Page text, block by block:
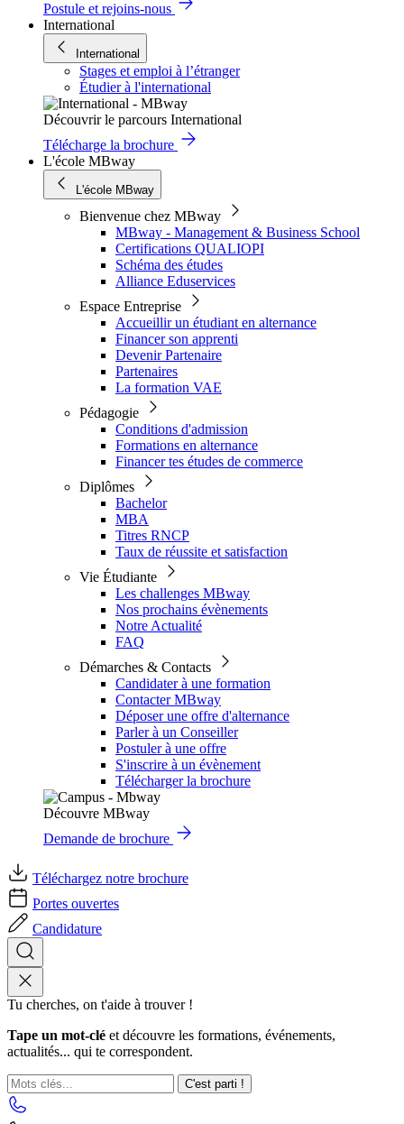
Postule et rejoins-nous
International
International
Stages et emploi à l’étranger
Étudier à l'international
Découvrir le parcours International
Télécharge la brochure
L'école MBway
L'école MBway
Bienvenue chez MBway
MBway - Management & Business School
Certifications QUALIOPI
Schéma des études
Alliance Eduservices
Espace Entreprise
Accueillir un étudiant en alternance
Financer son apprenti
Devenir Partenaire
Partenaires
La formation VAE
Pédagogie
Conditions d'admission
Formations en alternance
Financer tes études de commerce
Diplômes
Bachelor
MBA
Titres RNCP
Taux de réussite et satisfaction
Vie Étudiante
Les challenges MBway
Nos prochains évènements
Notre Actualité
FAQ
Démarches & Contacts
Candidater à une formation
Contacter MBway
Déposer une offre d'alternance
Parler à un Conseiller
Postuler à une offre
S'inscrire à un évènement
Télécharger la brochure
Découvre MBway
Demande de brochure
Téléchargez notre brochure
Portes ouvertes
Candidature
Tu cherches, on t'aide à trouver !
Tape un mot-clé et découvre les formations, événements,
actualités... qui te correspondent.
C'est parti !